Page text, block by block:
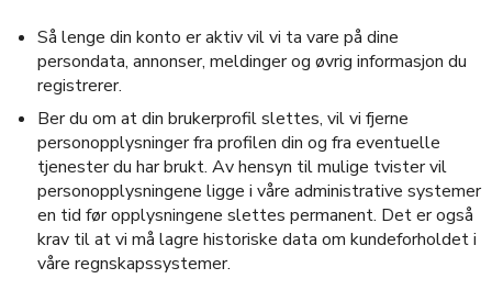
Så lenge din konto er aktiv vil vi ta vare på dine
persondata, annonser, meldinger og øvrig informasjon du
registrerer.
Ber du om at din brukerprofil slettes, vil vi fjerne
personopplysninger fra profilen din og fra eventuelle
tjenester du har brukt. Av hensyn til mulige tvister vil
personopplysningene ligge i våre administrative systemer
en tid før opplysningene slettes permanent. Det er også
krav til at vi må lagre historiske data om kundeforholdet i
våre regnskapssystemer.